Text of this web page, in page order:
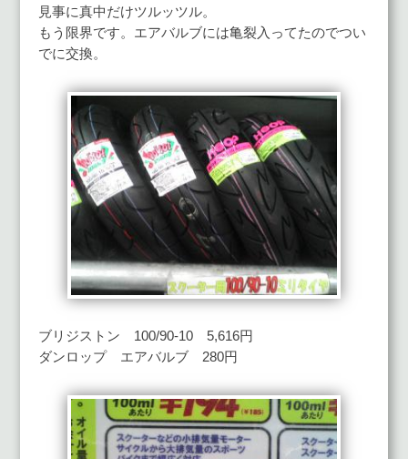
見事に真中だけツルッツル。
もう限界です。エアバルブには亀裂入ってたのでつい
でに交換。
ブリジストン 100/90-10 5,616円
ダンロップ エアバルブ 280円